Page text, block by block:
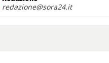
redazione@sora24.it